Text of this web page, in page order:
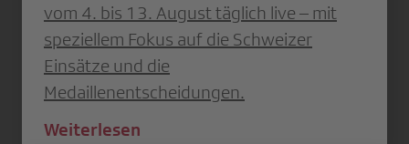
vom 4. bis 13. August täglich live – mit
speziellem Fokus auf die Schweizer
Einsätze und die
Medaillenentscheidungen.
Weiterlesen